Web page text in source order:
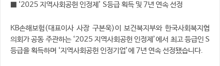
■ ‘2025 지역사회공헌 인정제’ S등급 획득 및 7년 연속 선정
KB손해보험(대표이사 사장 구본욱)이 보건복지부와 한국사회복지협
의회가 공동 주관하는 ‘2025 지역사회공헌 인정제’에서 최고 등급인 S
등급을 획득하며 ‘지역사회공헌 인정기업’에 7년 연속 선정됐습니다.